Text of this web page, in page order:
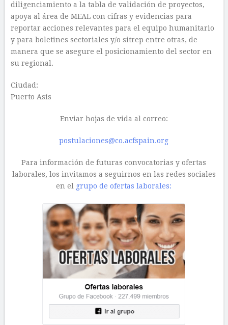
diligenciamiento a la tabla de validación de proyectos,
apoya al área de MEAL con cifras y evidencias para
reportar acciones relevantes para el equipo humanitario
y para boletines sectoriales y/o sitrep entre otras, de
manera que se asegure el posicionamiento del sector en
su regional.
Ciudad:
Puerto Asís
Enviar hojas de vida al correo:
postulaciones@co.acfspain.org
Para información de futuras convocatorias y ofertas
laborales, los invitamos a seguirnos en las redes sociales
en el grupo de ofertas laborales: